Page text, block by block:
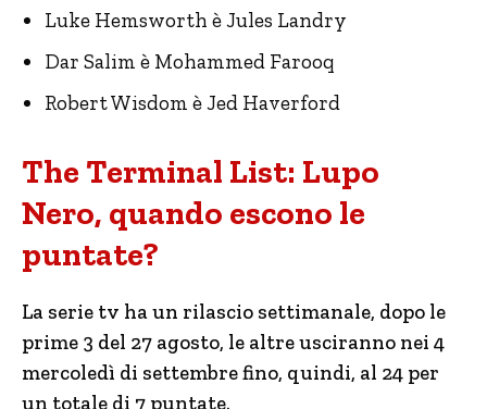
Luke Hemsworth è Jules Landry
Dar Salim è Mohammed Farooq
Robert Wisdom è Jed Haverford
The Terminal List: Lupo
Nero, quando escono le
puntate?
La serie tv ha un rilascio settimanale, dopo le
prime 3 del 27 agosto, le altre usciranno nei 4
mercoledì di settembre fino, quindi, al 24 per
un totale di 7 puntate.